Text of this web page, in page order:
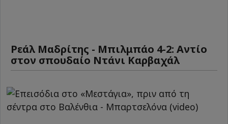
Ρεάλ Μαδρίτης - Μπιλμπάο 4-2: Αντίο
στον σπουδαίο Ντάνι Καρβαχάλ